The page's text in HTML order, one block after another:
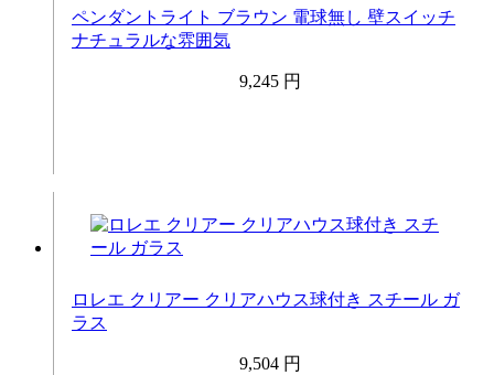
ペンダントライト ブラウン 電球無し 壁スイッチ
ナチュラルな雰囲気
9,245 円
ロレエ クリアー クリアハウス球付き スチール ガ
ラス
9,504 円